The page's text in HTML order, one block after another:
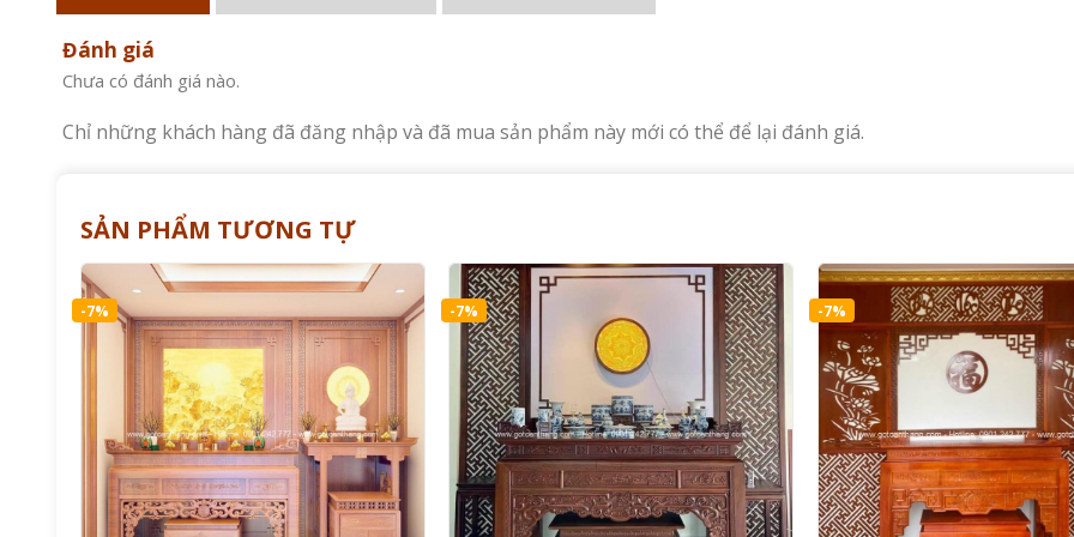
Đánh giá
Chưa có đánh giá nào.
Chỉ những khách hàng đã đăng nhập và đã mua sản phẩm này mới có thể để lại đánh giá.
SẢN PHẨM TƯƠNG TỰ
-7% -7% -7%